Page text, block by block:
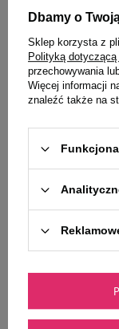
Noteci Premium
z dynią zestaw 6 x 800
Animals z indykiem i
400 g Gratis
70,49 zł 13,56
-
Dbamy o
Sklep korzysta z
Polityką
przechowywania
Więcej informacji
znaleźć także na